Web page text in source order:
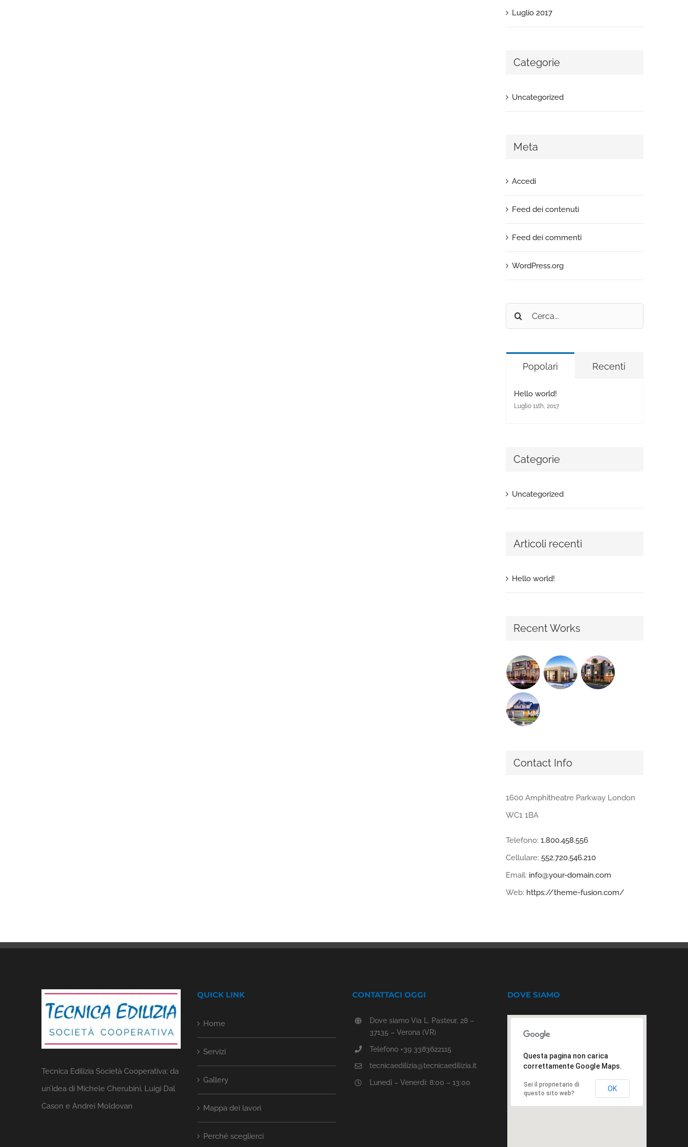
Luglio 2017
Categorie
Uncategorized
Meta
Accedi
Feed dei contenuti
Feed dei commenti
WordPress.org
Cerca
per:
Popolari Recenti
Hello world!
Luglio 11th, 2017
Categorie
Uncategorized
Articoli recenti
Hello world!
Recent Works
Contact Info
1600 Amphitheatre Parkway London
WC1 1BA
Telefono: 1.800.458.556
Cellulare: 552.720.546.210
Email: info@your-domain.com
Web: https://theme-fusion.com/
Tecnica Edilizia Società Cooperativa: da
un’idea di Michele Cherubini, Luigi Dal
Cason e Andrei Moldovan
QUICK LINK
Home
Servizi
Gallery
Mappa dei lavori
Perché sceglierci
CONTATTACI OGGI
Dove siamo Via L. Pasteur, 28 –
37135 – Verona (VR)
Telefono +39 3383622115
tecnicaedilizia@tecnicaedilizia.it
Lunedì – Venerdì: 8:00 – 13:00
DOVE SIAMO
Questa pagina non carica
correttamente Google Maps.
Sei il proprietario di
questo sito web?
OK